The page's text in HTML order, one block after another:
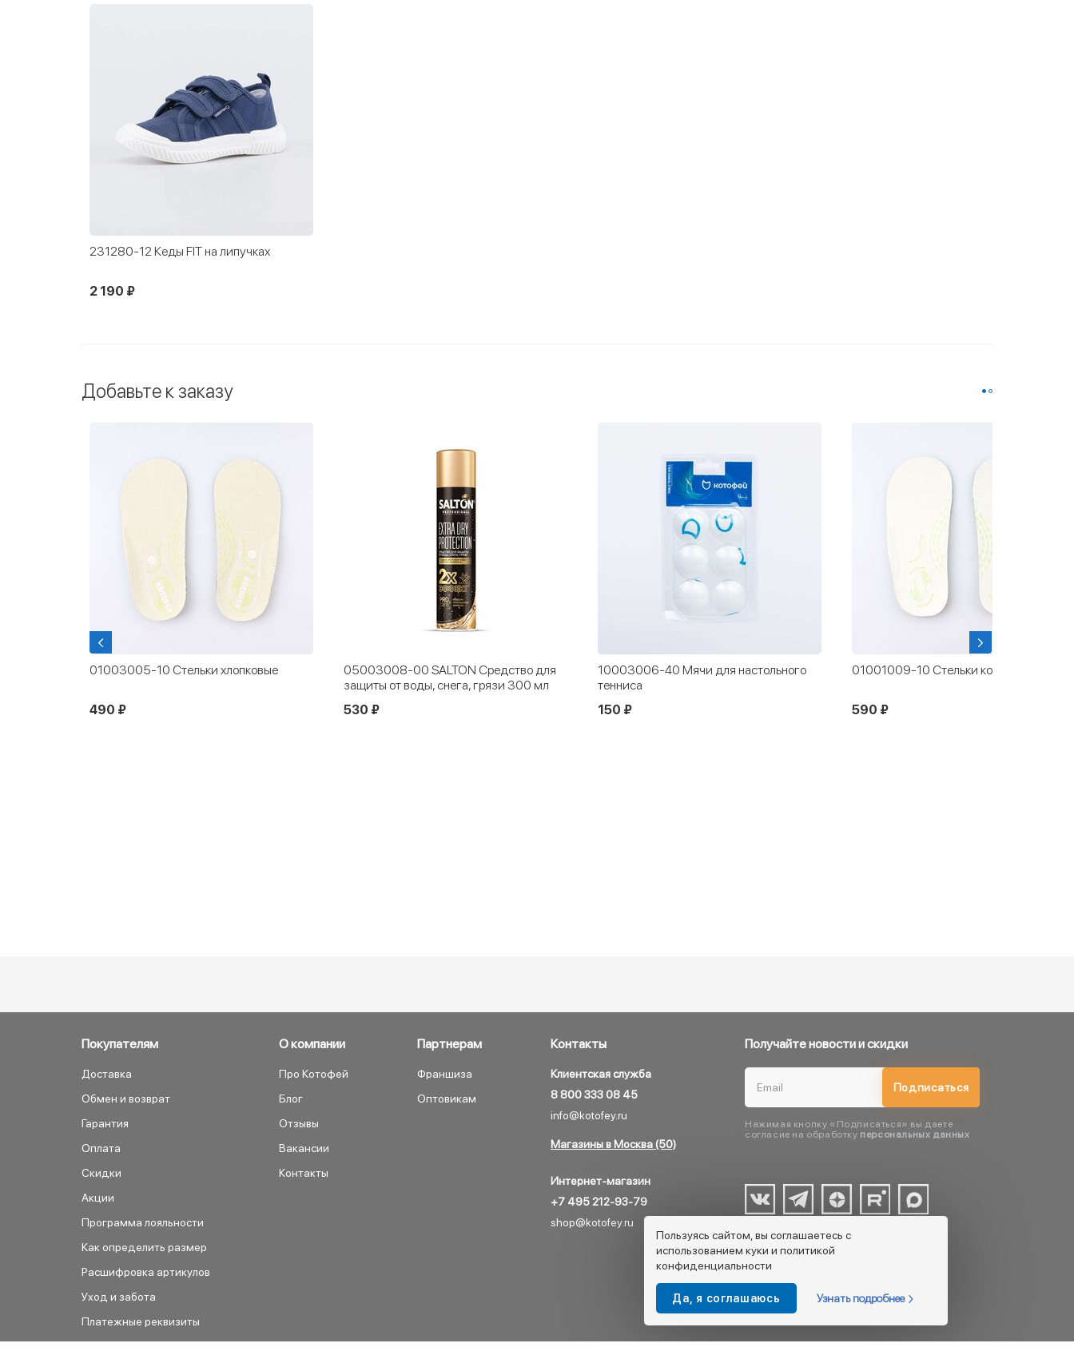
231280-12 Кеды FIT на липучках
2 190 ₽
Добавьте к заказу
01003005-10 Стельки хлопковые
490 ₽
05003008-00 SALTON Средство для
защиты от воды, снега, грязи 300 мл
530 ₽
10003006-40 Мячи для настольного
тенниса
150 ₽
01001009-10 Стельки кожаные
590 ₽
Покупателям
Доставка
Обмен и возврат
Гарантия
Оплата
Скидки
Акции
Программа лояльности
Как определить размер
Расшифровка артикулов
Уход и забота
Платежные реквизиты
О компании
Про Котофей
Блог
Отзывы
Вакансии
Контакты
Партнерам
Франшиза
Оптовикам
Контакты
Клиентская служба
8 800 333 08 45
info@kotofey.ru
Магазины в Москва (50)
Интернет-магазин
+7 495 212-93-79
shop@kotofey.ru
Получайте новости и скидки
Подписаться
Нажимая кнопку «Подписаться» вы даете
согласие на обработку персональных данных
Пользуясь сайтом, вы соглашаетесь с
использованием куки и политикой
конфиденциальности
Да, я соглашаюсь Узнать подробнее